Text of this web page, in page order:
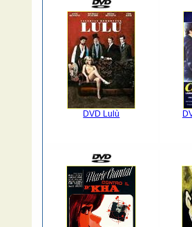
DVD Lulù